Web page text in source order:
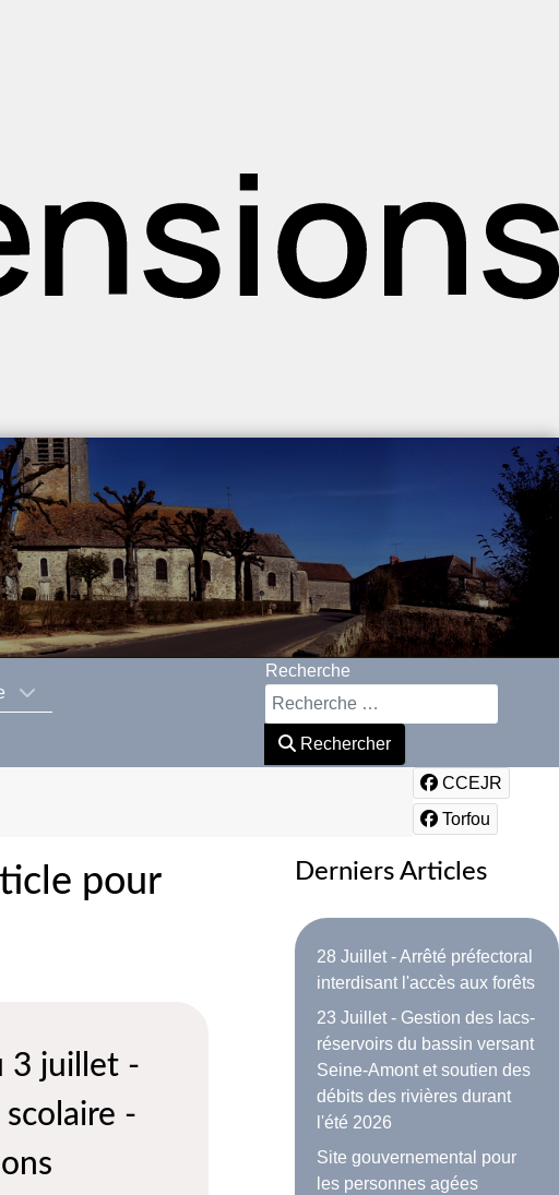
Recherche
Rechercher
CCEJR
Torfou
pour
3 juillet -
scolaire -
Derniers Articles
28 Juillet - Arrêté préfectoral
interdisant l'accès aux forêts
23 Juillet - Gestion des lacs-
réservoirs du bassin versant
Seine-Amont et soutien des
débits des rivières durant
l'été 2026
Site gouvernemental pour
les personnes agées